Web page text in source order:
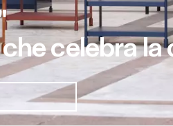
celebra la